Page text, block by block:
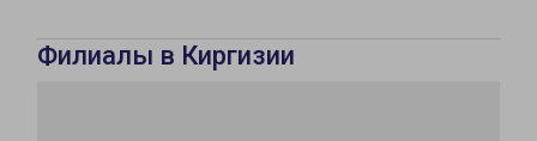
Филиалы в Киргизии